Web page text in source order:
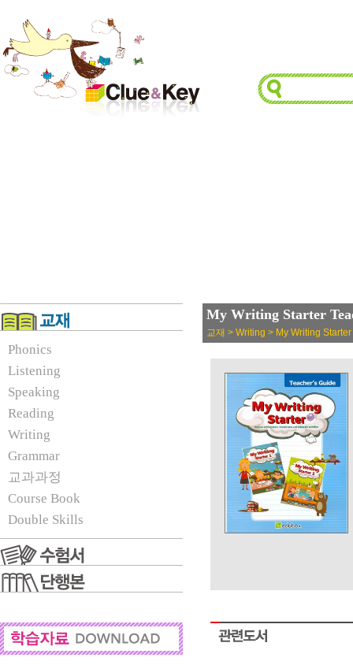
Phonics
Listening
Speaking
Reading
Writing
Grammar
교과과정
Course Book
Double Skills
My Writing Starter
교재 > Writing > My Writing Starter